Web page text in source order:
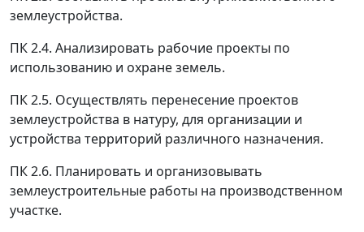
землеустройства.
ПК 2.4. Анализировать рабочие проекты по
использованию и охране земель.
ПК 2.5. Осуществлять перенесение проектов
землеустройства в натуру, для организации и
устройства территорий различного назначения.
ПК 2.6. Планировать и организовывать
землеустроительные работы на производственном
участке.